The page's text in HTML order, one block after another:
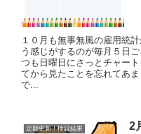
１０月も無事無風の雇用統
う感じがするのが毎月５日
つも日曜日にさっとチャー
てから見たことを忘れてあ
で...
定期更新！検証結果 2